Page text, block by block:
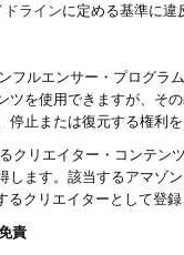
ドラインに定める基準に違
ルエンサー・プログラ
ツを使用できますが、そ
停止または復元する権利
リエイター・コンテン
します。該当するアマゾ
るクリエイターとして登
責